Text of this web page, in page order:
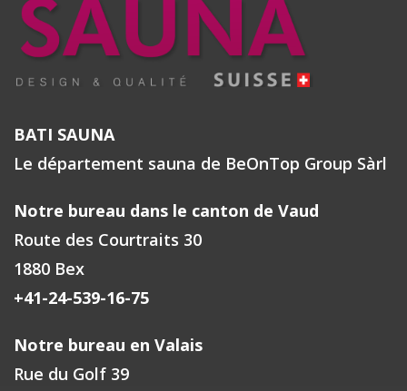
BATI SAUNA
Le département sauna de BeOnTop Group Sàrl
Notre bureau dans le canton de Vaud
Route des Courtraits 30
1880 Bex
+41-24-539-16-75
Notre bureau en Valais
Rue du Golf 39